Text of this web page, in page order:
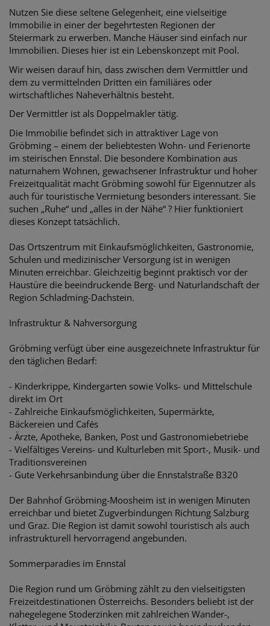
Nutzen Sie diese seltene Gelegenheit, eine vielseitige
Immobilie in einer der begehrtesten Regionen der
Steiermark zu erwerben. Manche Häuser sind einfach nur
Immobilien. Dieses hier ist ein Lebenskonzept mit Pool.
Wir weisen darauf hin, dass zwischen dem Vermittler und
dem zu vermittelnden Dritten ein familiäres oder
wirtschaftliches Naheverhältnis besteht.
Der Vermittler ist als Doppelmakler tätig.
Die Immobilie befindet sich in attraktiver Lage von
Gröbming – einem der beliebtesten Wohn- und Ferienorte
im steirischen Ennstal. Die besondere Kombination aus
naturnahem Wohnen, gewachsener Infrastruktur und hoher
Freizeitqualität macht Gröbming sowohl für Eigennutzer als
auch für touristische Vermietung besonders interessant. Sie
suchen „Ruhe“ und „alles in der Nähe“ ? Hier funktioniert
dieses Konzept tatsächlich.
Das Ortszentrum mit Einkaufsmöglichkeiten, Gastronomie,
Schulen und medizinischer Versorgung ist in wenigen
Minuten erreichbar. Gleichzeitig beginnt praktisch vor der
Haustüre die beeindruckende Berg- und Naturlandschaft der
Region Schladming-Dachstein.
Infrastruktur & Nahversorgung
Gröbming verfügt über eine ausgezeichnete Infrastruktur für
den täglichen Bedarf:
- Kinderkrippe, Kindergarten sowie Volks- und Mittelschule
direkt im Ort
- Zahlreiche Einkaufsmöglichkeiten, Supermärkte,
Bäckereien und Cafés
- Ärzte, Apotheke, Banken, Post und Gastronomiebetriebe
- Vielfältiges Vereins- und Kulturleben mit Sport-, Musik- und
Traditionsvereinen
- Gute Verkehrsanbindung über die Ennstalstraße B320
Der Bahnhof Gröbming-Moosheim ist in wenigen Minuten
erreichbar und bietet Zugverbindungen Richtung Salzburg
und Graz. Die Region ist damit sowohl touristisch als auch
infrastrukturell hervorragend angebunden.
Sommerparadies im Ennstal
Die Region rund um Gröbming zählt zu den vielseitigsten
Freizeitdestinationen Österreichs. Besonders beliebt ist der
nahegelegene Stoderzinken mit zahlreichen Wander-,